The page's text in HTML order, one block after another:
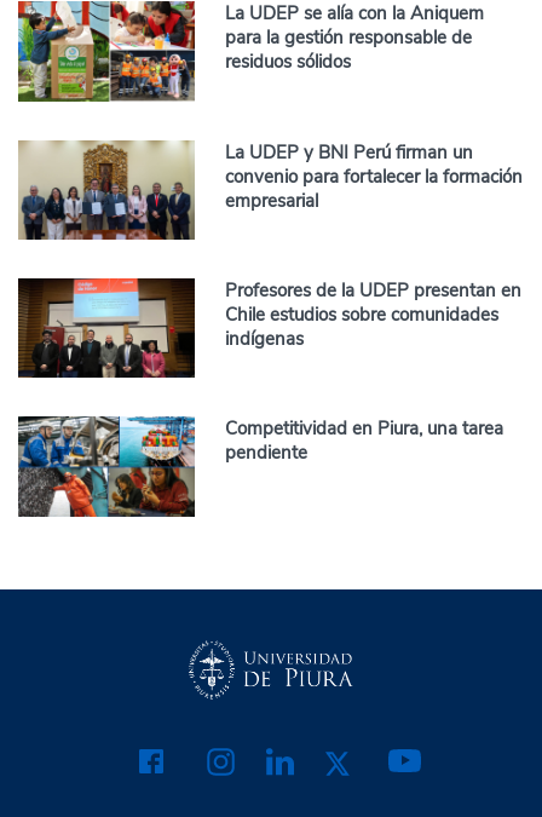
La UDEP se alía con la Aniquem
para la gestión responsable de
residuos sólidos
La UDEP y BNI Perú firman un
convenio para fortalecer la formación
empresarial
Profesores de la UDEP presentan en
Chile estudios sobre comunidades
indígenas
Competitividad en Piura, una tarea
pendiente